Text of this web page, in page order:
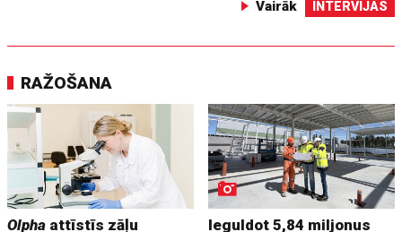
Vairāk INTERVIJAS
RAŽOŠANA
Olpha attīstīs zāļu
Ieguldot 5,84 miljonus